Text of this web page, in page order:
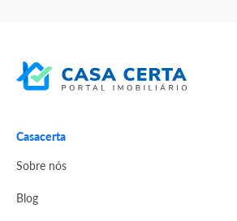
Casacerta
Sobre nós
Blog